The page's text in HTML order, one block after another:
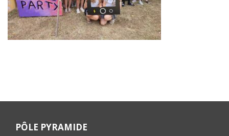
PÔLE PYRAMIDE